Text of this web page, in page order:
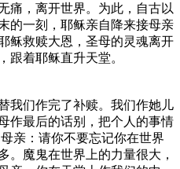
痛，离开世界。为此，自古以
的一刻，耶稣亲自降来接母亲
稣救赎大恩，圣母的灵魂离开
跟着耶稣直升天堂。
我们作完了补赎。我们作她儿
作最后的话别，把个人的事情
亲：请你不要忘记你在世界
。魔鬼在世界上的力量很大，